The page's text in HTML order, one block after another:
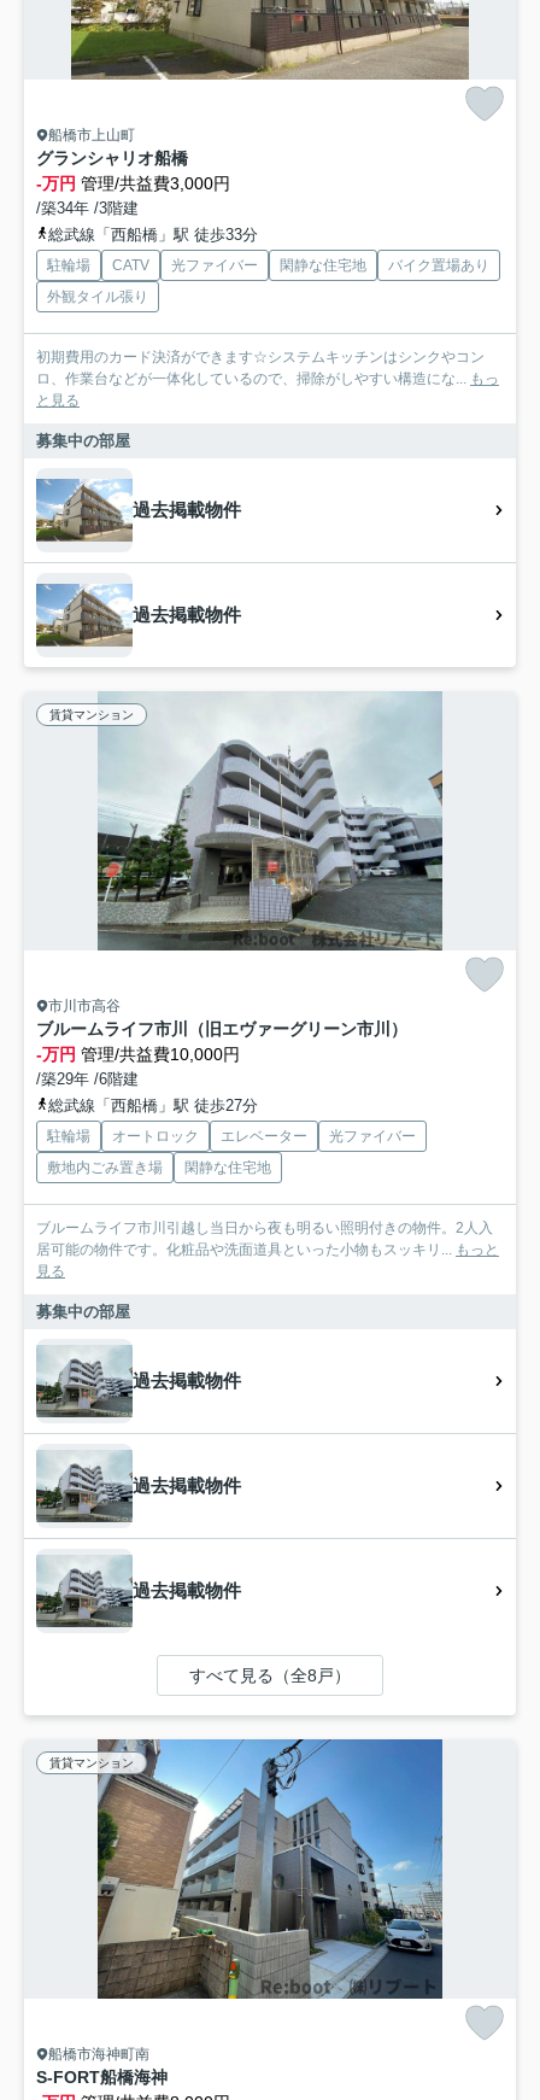
船橋市上山町
グランシャリオ船橋
-万円 管理/共益費3,000円
/築34年 /3階建
総武線「西船橋」駅 徒歩33分
駐輪場 CATV 光ファイバー 閑静な住宅地
バイク置場あり
外観タイル張り
初期費用のカード決済ができます☆システムキッチンはシンクやコン
ロ、作業台などが一体化しているので、掃除がしやすい構造にな... もっ
と見る
募集中の部屋
過去掲載物件
過去掲載物件
賃貸マンション
市川市高谷
ブルームライフ市川（旧エヴァーグリーン市川）
-万円 管理/共益費10,000円
/築29年 /6階建
総武線「西船橋」駅 徒歩27分
駐輪場 オートロック エレベーター
光ファイバー
敷地内ごみ置き場
閑静な住宅地
ブルームライフ市川引越し当日から夜も明るい照明付きの物件。2人入
居可能の物件です。化粧品や洗面道具といった小物もスッキリ... もっと
見る
募集中の部屋
過去掲載物件
過去掲載物件
過去掲載物件
すべて見る（全8戸）
賃貸マンション
船橋市海神町南
S-FORT船橋海神